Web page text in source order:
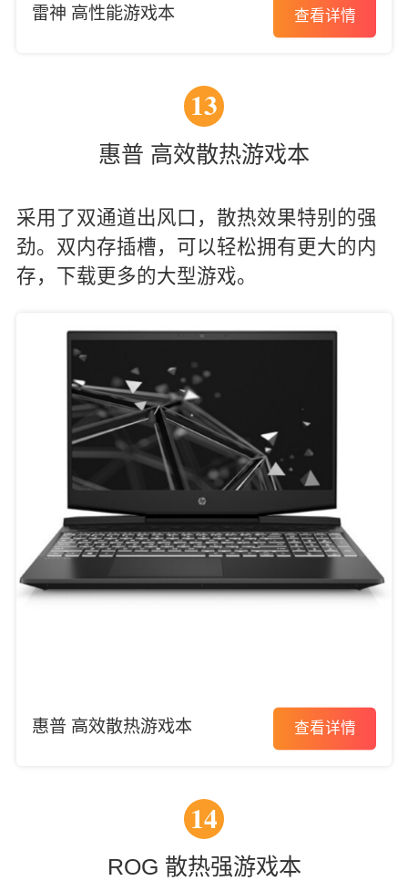
雷神 高性能游戏本 查看详情
13
惠普 高效散热游戏本
采用了双通道出风口，散热效果特别的强
劲。双内存插槽，可以轻松拥有更大的内
存，下载更多的大型游戏。
惠普 高效散热游戏本 查看详情
14
ROG 散热强游戏本